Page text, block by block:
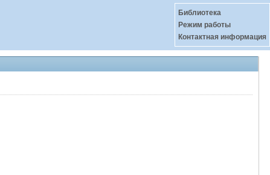
Библиотека
Режим работы
Контактная информация